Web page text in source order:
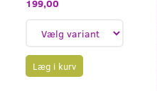
199,00
Læg i kurv